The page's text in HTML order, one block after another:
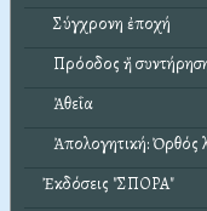
Σύγχρονη ἐποχή
Πρόοδος ἤ
Ἀθεΐα
Ἀπολογητική: Ὀρθός
Ἐκδόσεις "ΣΠΟΡΑ"